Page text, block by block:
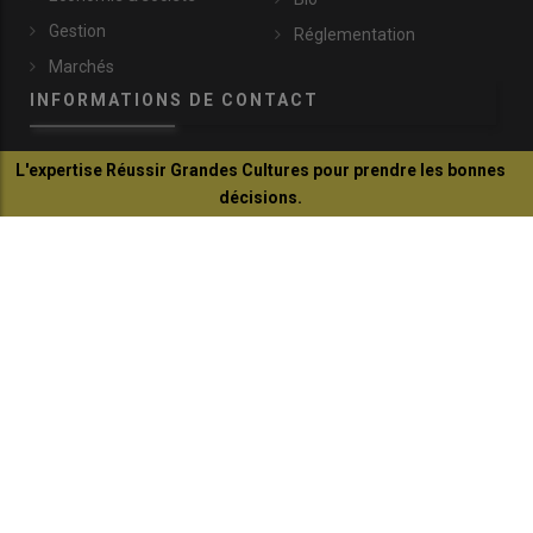
Gestion
Marchés
Réglementation
INFORMATIONS DE CONTACT
communication@reussir.fr
L'expertise Réussir Grandes Cultures pour prendre les bonnes
décisions.